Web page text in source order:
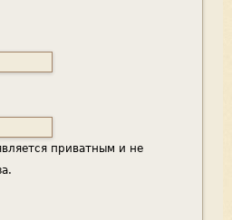
приватным и не